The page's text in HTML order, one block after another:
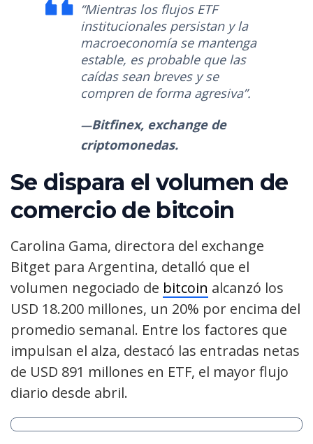
“Mientras los flujos ETF
institucionales persistan y la
macroeconomía se mantenga
estable, es probable que las
caídas sean breves y se
compren de forma agresiva”.
Bitfinex, exchange de
criptomonedas.
Se dispara el volumen de
comercio de bitcoin
Carolina Gama, directora del exchange
Bitget para Argentina, detalló que el
volumen negociado de bitcoin alcanzó los
USD 18.200 millones, un 20% por encima del
promedio semanal. Entre los factores que
impulsan el alza, destacó las entradas netas
de USD 891 millones en ETF, el mayor flujo
diario desde abril.